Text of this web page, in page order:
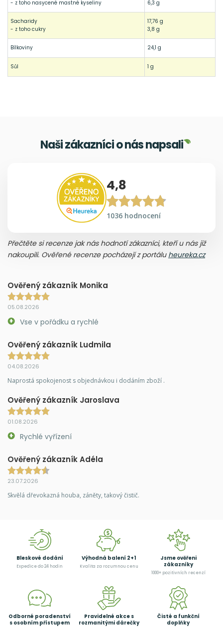
- z toho nasycené mastné kyseliny 6,3 g
Sacharidy
- z toho cukry
17,76 g
3,8 g
Bílkoviny 24,1 g
Sůl 1 g
Naši zákazníci o nás napsali
4,8
1036 hodnocení
Přečtěte si recenze jak nás hodnotí zákazníci, kteří u nás již
nakoupili. Ověřené recenze pocházejí z portálu heureka.cz
Ověřený zákazník Monika
05.08.2026
Vse v pořádku a rychlé
Ověřený zákazník Ludmila
04.08.2026
Naprostá spokojenost s objednávkou i dodáním zboží .
Ověřený zákazník Jaroslava
01.08.2026
Rychlé vyřízení
Ověřený zákazník Adéla
23.07.2026
Skvělá dřevokazná houba, záněty, takový čistič.
Bleskové dodání
Expedice do 24 hodin
Výhodná balení 2+1
Kvalita za rozumnou cenu
Jsme ověřeni
zákazníky
1000+ pozitivních recenzí
Odborné poradenství
s osobním přístupem
Pravidelné akce s
rozmanitými dárečky
Čisté a funkční
doplňky